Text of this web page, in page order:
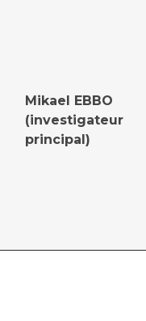
Mikael EBBO
(investigateur
principal)